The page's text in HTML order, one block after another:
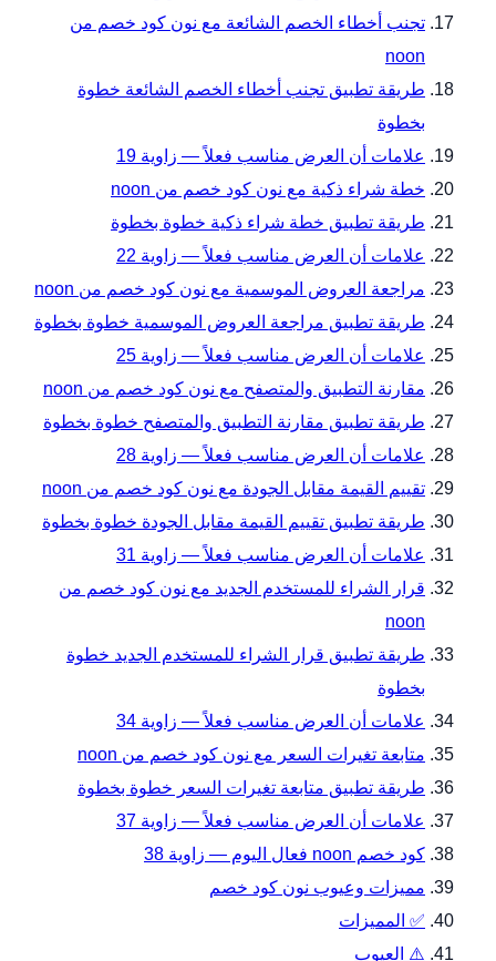
تجنب أخطاء الخصم الشائعة مع نون كود خصم من
noon
طريقة تطبيق تجنب أخطاء الخصم الشائعة خطوة
بخطوة
علامات أن العرض مناسب فعلاً — زاوية 19
خطة شراء ذكية مع نون كود خصم من noon
طريقة تطبيق خطة شراء ذكية خطوة بخطوة
علامات أن العرض مناسب فعلاً — زاوية 22
مراجعة العروض الموسمية مع نون كود خصم من noon
طريقة تطبيق مراجعة العروض الموسمية خطوة بخطوة
علامات أن العرض مناسب فعلاً — زاوية 25
مقارنة التطبيق والمتصفح مع نون كود خصم من noon
طريقة تطبيق مقارنة التطبيق والمتصفح خطوة بخطوة
علامات أن العرض مناسب فعلاً — زاوية 28
تقييم القيمة مقابل الجودة مع نون كود خصم من noon
طريقة تطبيق تقييم القيمة مقابل الجودة خطوة بخطوة
علامات أن العرض مناسب فعلاً — زاوية 31
قرار الشراء للمستخدم الجديد مع نون كود خصم من
noon
طريقة تطبيق قرار الشراء للمستخدم الجديد خطوة
بخطوة
علامات أن العرض مناسب فعلاً — زاوية 34
متابعة تغيرات السعر مع نون كود خصم من noon
طريقة تطبيق متابعة تغيرات السعر خطوة بخطوة
علامات أن العرض مناسب فعلاً — زاوية 37
كود خصم noon فعال اليوم — زاوية 38
مميزات وعيوب نون كود خصم
✅ المميزات
⚠️ العيوب